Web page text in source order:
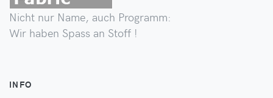
Nicht nur Name, auch Programm:
Wir haben Spass an Stoff !
INFO